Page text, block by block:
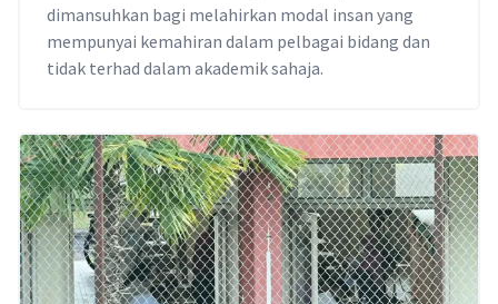
dimansuhkan bagi melahirkan modal insan yang
mempunyai kemahiran dalam pelbagai bidang dan
tidak terhad dalam akademik sahaja.